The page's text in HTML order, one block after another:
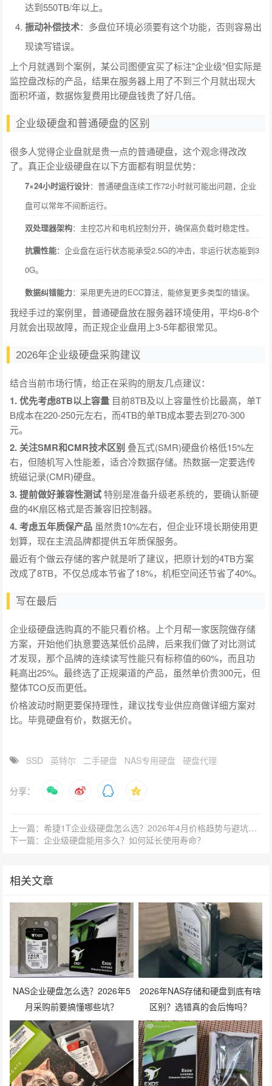
达到550TB/年以上。
振动补偿技术：多盘位环境必须要有这个功能，否则容易出
现读写错误。
上个月就遇到个案例，某公司图便宜买了标注"企业级"但实际是
监控盘改标的产品，结果在服务器上用了不到三个月就出现大
面积坏道，数据恢复费用比硬盘钱贵了好几倍。
企业级硬盘和普通硬盘的区别
很多人觉得企业盘就是贵一点的普通硬盘，这个观念得改改
了。真正企业级硬盘在以下方面都有明显优势：
7×24小时运行设计：普通硬盘连续工作72小时就可能出问题，企业
盘可以常年不间断运行。
双处理器架构：主控芯片和电机控制分开，确保高负载时稳定性。
抗震性能：企业盘在运行状态能承受2.5G的冲击，非运行状态能到3
0G。
数据纠错能力：采用更先进的ECC算法，能修复更多类型的错误。
我经手过的案例里，普通硬盘放在服务器环境使用，平均6-8个
月就会出现故障，而正规企业盘用上3-5年都很常见。
2026年企业级硬盘采购建议
结合当前市场行情，给正在采购的朋友几点建议：
1. 优先考虑8TB以上容量 目前8TB及以上容量性价比最高，单T
B成本在220-250元左右，而4TB的单TB成本要去到270-300
元。
2. 关注SMR和CMR技术区别 叠瓦式(SMR)硬盘价格低15%左
右，但随机写入性能差，适合冷数据存储。热数据一定要选传
统磁记录(CMR)硬盘。
3. 提前做好兼容性测试特别是准备升级老系统的，要确认新硬
盘的4K扇区格式是否兼容旧控制器。
4. 考虑五年质保产品 虽然贵10%左右，但企业环境长期使用更
划算，现在主流品牌都提供五年质保服务。
最近有个做云存储的客户就是听了建议，把原计划的4TB方案
改成了8TB，不仅总成本节省了18%，机柜空间还节省了40%。
写在最后
企业级硬盘选购真的不能只看价格。上个月帮一家医院做存储
方案，开始他们执意要选某低价品牌，后来我们做了对比测试
才发现，那个品牌的连续读写性能只有标称值的60%，而且功
耗高出25%。最终选了正规渠道的产品，虽然单价贵300元，但
整体TCO反而更低。
价格波动时期更要保持理性，建议找专业供应商做详细方案对
比。毕竟硬盘有价，数据无价。
SSD 英特尔 二手硬盘 NAS专用硬盘 硬盘代理
分享：
上一篇：希捷1T企业级硬盘怎么选？2026年4月价格趋势与避坑指南
下一篇：企业级硬盘能用多久？如何延长使用寿命？
相关文章
NAS企业硬盘怎么选？2026年5
月采购前要搞懂哪些坑？
2026年NAS存储和硬盘到底有啥
区别？选错真的会后悔吗？